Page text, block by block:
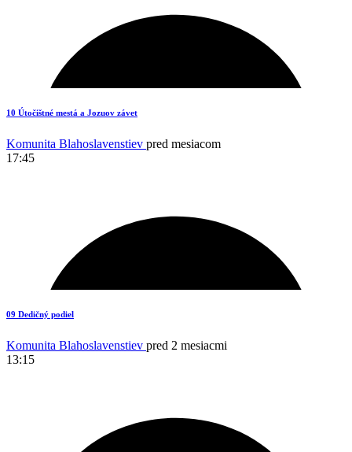
1
10 Útočištné mestá a Jozuov závet
Komunita Blahoslavenstiev pred mesiacom
17:45
09 Dedičný podiel
Komunita Blahoslavenstiev pred 2 mesiacmi
13:15